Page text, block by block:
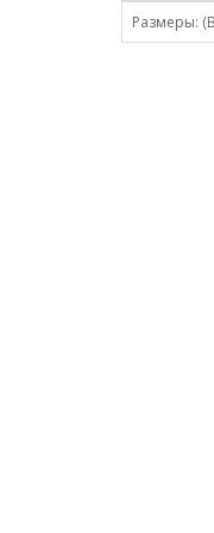
Размеры: